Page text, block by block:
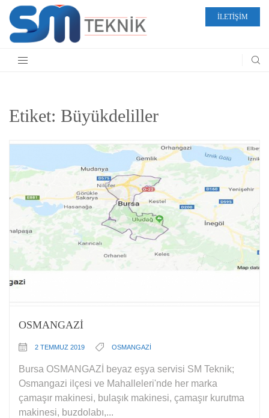
İLETİŞİM
Etiket: Büyükdeliller
OSMANGAZİ
2 TEMMUZ 2019 OSMANGAZİ
Bursa OSMANGAZİ beyaz eşya servisi SM Teknik;
Osmangazi ilçesi ve Mahalleleri'nde her marka
çamaşır makinesi, bulaşık makinesi, çamaşır kurutma
makinesi, buzdolabı,...